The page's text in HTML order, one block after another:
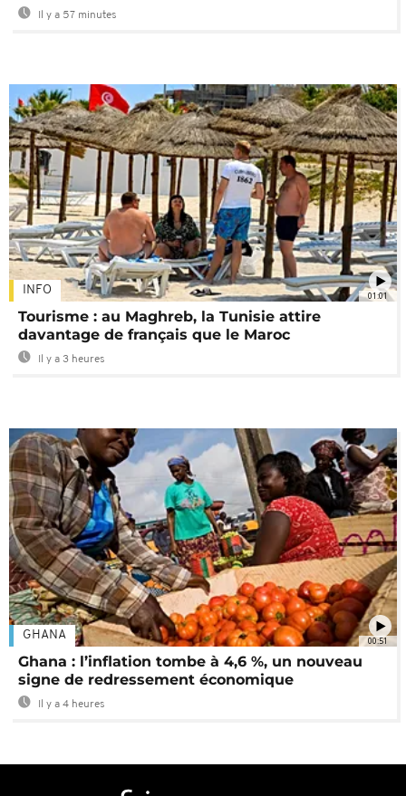
Il y a 57 minutes
01:01
INFO
Tourisme : au Maghreb, la Tunisie attire
davantage de français que le Maroc
Il y a 3 heures
00:51
GHANA
Ghana : l’inflation tombe à 4,6 %, un nouveau
signe de redressement économique
Il y a 4 heures